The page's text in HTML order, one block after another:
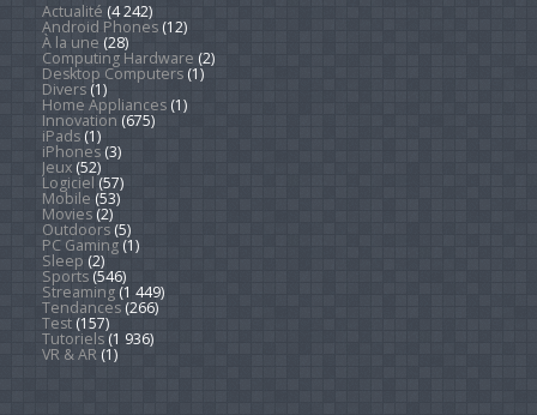
Actualité (4 242)
Android Phones(12)
À la une (28)
Computing Hardware (2)
Desktop Computers(1)
Divers(1)
Home Appliances(1)
Innovation (675)
iPads(1)
iPhones(3)
Jeux(52)
Logiciel (57)
Mobile (53)
Movies(2)
Outdoors(5)
PC Gaming(1)
Sleep (2)
Sports(546)
Streaming(1 449)
Tendances(266)
Test(157)
Tutoriels(1 936)
VR & AR(1)